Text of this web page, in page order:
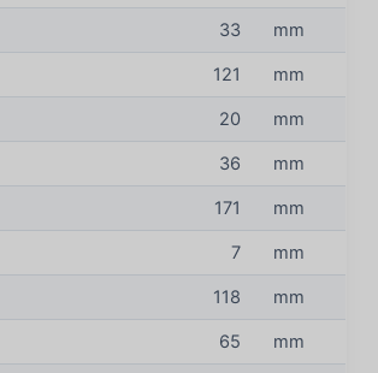
33 mm
121 mm
20 mm
36 mm
171 mm
7 mm
118 mm
65 mm